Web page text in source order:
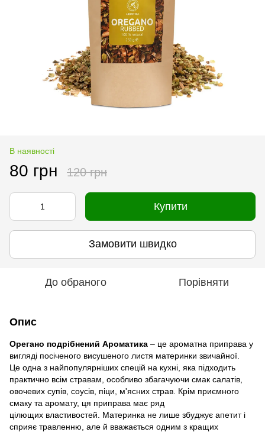
В наявності
80 грн 120 грн
Купити
Замовити швидко
До обраного Порівняти
Опис
Орегано подрібнений Ароматика – це ароматна приправа у
вигляді посіченого висушеного листя материнки звичайної.
Це одна з найпопулярніших спецій на кухні, яка підходить
практично всім стравам, особливо збагачуючи смак салатів,
овочевих супів, соусів, піци, м'ясних страв. Крім приємного
смаку та аромату, ця приправа має ряд
цілющих властивостей. Материнка не лише збуджує апетит і
сприяє травленню, але й вважається одним з кращих